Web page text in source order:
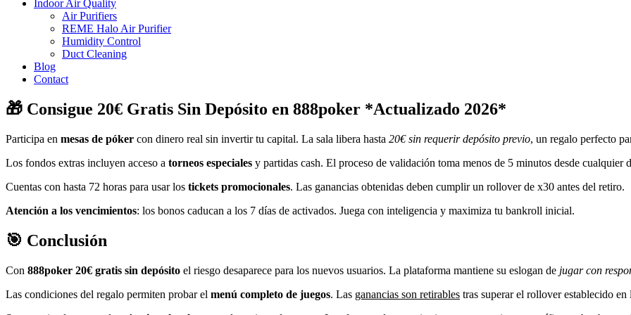
Indoor Air Quality
Air Purifiers
REME Halo Air Purifier
Humidity Control
Duct Cleaning
Blog
Contact
🎁 Consigue 20€ Gratis Sin Depósito en 888poker *Actualizado 2026*
Participa en mesas de póker con dinero real sin invertir tu capital. La sala libera hasta 20€ sin requerir depósito previo, un regalo perfecto
Los fondos extras incluyen acceso a torneos especiales y partidas cash. El proceso de validación toma menos de 5 minutos desde cualquier
Cuentas con hasta 72 horas para usar los tickets promocionales. Las ganancias obtenidas deben cumplir un rollover de x30 antes del retiro.
Atención a los vencimientos: los bonos caducan a los 7 días de activados. Juega con inteligencia y maximiza tu bankroll inicial.
🎯 Conclusión
Con 888poker 20€ gratis sin depósito el riesgo desaparece para los nuevos usuarios. La plataforma mantiene su eslogan de jugar con
Las condiciones del regalo permiten probar el menú completo de juegos. Las ganancias son retirables tras superar el rollover establecido en